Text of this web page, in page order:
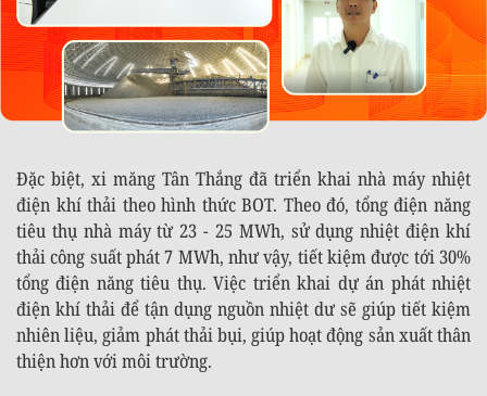
Đặc biệt, xi măng Tân Thắng đã triển khai nhà máy nhiệt
điện khí thải theo hình thức BOT. Theo đó, tổng điện năng
tiêu thụ nhà máy từ 23 - 25 MWh, sử dụng nhiệt điện khí
thải công suất phát 7 MWh, như vậy, tiết kiệm được tới 30%
tổng điện năng tiêu thụ. Việc triển khai dự án phát nhiệt
điện khí thải để tận dụng nguồn nhiệt dư sẽ giúp tiết kiệm
nhiên liệu, giảm phát thải bụi, giúp hoạt động sản xuất thân
thiện hơn với môi trường.